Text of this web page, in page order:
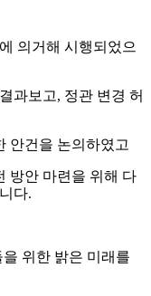
의거해 시행되었으
과보고, 정관 변경 허
안건을 논의하였고
방안 마련을 위해 다
다.
위한 밝은 미래를